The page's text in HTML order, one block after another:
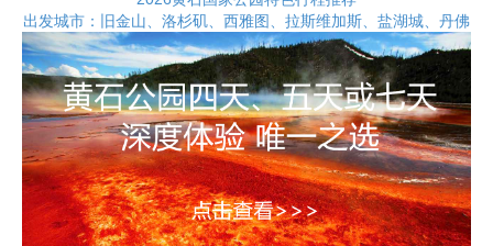
出发城市：旧金山、洛杉矶、西雅图、拉斯维加斯、盐湖城、丹佛